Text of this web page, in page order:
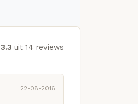
3.3 uit 14 reviews
22-08-2016